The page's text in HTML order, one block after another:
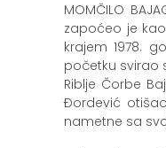
MOMČILO
zapoćeo je kao
krajem 1978.
početku svirao
Riblje Čorbe
Đordević
nametne sa